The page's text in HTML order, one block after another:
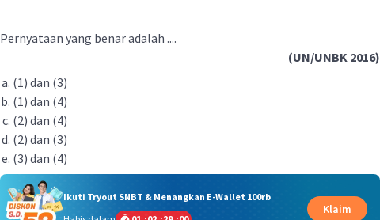
Pernyataan yang benar adalah ....
(UN/UNBK 2016)
(1) dan (3)
(1) dan (4)
(2) dan (4)
(2) dan (3)
(3) dan (4)
Ikuti Tryout SNBT & Menangkan E-Wallet 100rb
Klaim